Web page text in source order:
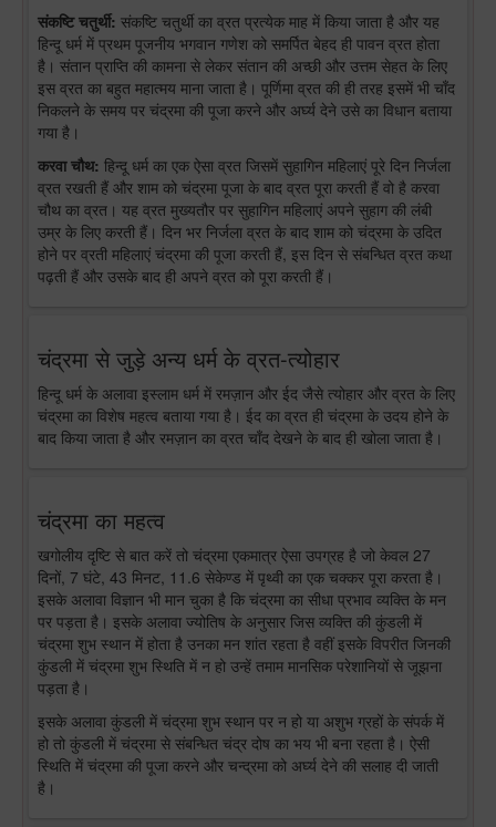
संकष्टि चतुर्थी: संकष्टि चतुर्थी का व्रत प्रत्येक माह में किया जाता है और यह
हिन्दू धर्म में प्रथम पूजनीय भगवान गणेश को समर्पित बेहद ही पावन व्रत होता
है। संतान प्राप्ति की कामना से लेकर संतान की अच्छी और उत्तम सेहत के लिए
इस व्रत का बहुत महात्मय माना जाता है। पूर्णिमा व्रत की ही तरह इसमें भी चाँद
निकलने के समय पर चंद्रमा की पूजा करने और अर्घ्य देने उसे का विधान बताया
गया है।
करवा चौथ: हिन्दू धर्म का एक ऐसा व्रत जिसमें सुहागिन महिलाएं पूरे दिन निर्जला
व्रत रखती हैं और शाम को चंद्रमा पूजा के बाद व्रत पूरा करती हैं वो है करवा
चौथ का व्रत। यह व्रत मुख्यतौर पर सुहागिन महिलाएं अपने सुहाग की लंबी
उम्र के लिए करती हैं। दिन भर निर्जला व्रत के बाद शाम को चंद्रमा के उदित
होने पर व्रती महिलाएं चंद्रमा की पूजा करती हैं, इस दिन से संबन्धित व्रत कथा
पढ़ती हैं और उसके बाद ही अपने व्रत को पूरा करती हैं।
चंद्रमा से जुड़े अन्य धर्म के व्रत-त्योहार
हिन्दू धर्म के अलावा इस्लाम धर्म में रमज़ान और ईद जैसे त्योहार और व्रत के लिए
चंद्रमा का विशेष महत्व बताया गया है। ईद का व्रत ही चंद्रमा के उदय होने के
बाद किया जाता है और रमज़ान का व्रत चाँद देखने के बाद ही खोला जाता है।
चंद्रमा का महत्व
खगोलीय दृष्टि से बात करें तो चंद्रमा एकमात्र ऐसा उपग्रह है जो केवल 27
दिनों, 7 घंटे, 43 मिनट, 11.6 सेकेण्ड में पृथ्वी का एक चक्कर पूरा करता है।
इसके अलावा विज्ञान भी मान चुका है कि चंद्रमा का सीधा प्रभाव व्यक्ति के मन
पर पड़ता है। इसके अलावा ज्योतिष के अनुसार जिस व्यक्ति की कुंडली में
चंद्रमा शुभ स्थान में होता है उनका मन शांत रहता है वहीं इसके विपरीत जिनकी
कुंडली में चंद्रमा शुभ स्थिति में न हो उन्हें तमाम मानसिक परेशानियों से जूझना
पड़ता है।
इसके अलावा कुंडली में चंद्रमा शुभ स्थान पर न हो या अशुभ ग्रहों के संपर्क में
हो तो कुंडली में चंद्रमा से संबन्धित चंद्र दोष का भय भी बना रहता है। ऐसी
स्थिति में चंद्रमा की पूजा करने और चन्द्रमा को अर्घ्य देने की सलाह दी जाती
है।